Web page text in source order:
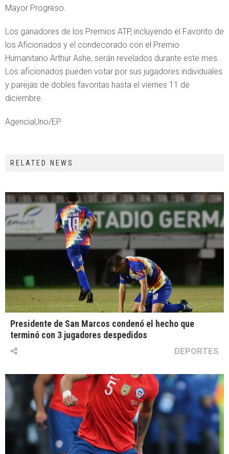
Mayor Progreso.
Los ganadores de los Premios ATP, incluyendo el Favorito de
los Aficionados y el condecorado con el Premio
Humanitario Arthur Ashe, serán revelados durante este mes.
Los aficionados pueden votar por sus jugadores individuales
y parejas de dobles favoritas hasta el viernes 11 de
diciembre.
AgenciaUno/EP
RELATED NEWS
Presidente de San Marcos condenó el hecho que
terminó con 3 jugadores despedidos
DEPORTES